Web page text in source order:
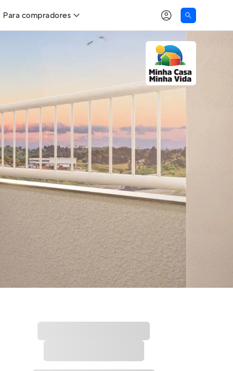
Para compradores
Buscar um imóvel novo
Comprar x Alugar
Correção do INCC
Simulador de Financiamento
Encontre um corretor